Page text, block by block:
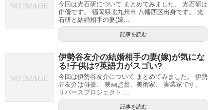
今回は光石研について まとめてみました、 光石研は
俳優です。 福岡県北九州市 八幡西区出身です。 光
石研と結婚相手の妻(嫁...
記事を読む
伊勢谷友介の結婚相手の妻(嫁)が気にな
る!子供は?英語力がスゴい?
今回は伊勢谷友介について まとめてみました。 伊勢
谷友介は俳優、 映画監督、美術家、 実業家です。
リバースプロジェクト ...
記事を読む